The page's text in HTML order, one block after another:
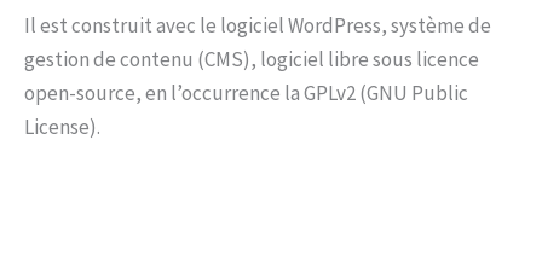
Il est construit avec le logiciel WordPress, système de
gestion de contenu (CMS), logiciel libre sous licence
open-source, en l’occurrence la GPLv2 (GNU Public
License).